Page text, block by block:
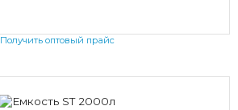
Получить оптовый прайс